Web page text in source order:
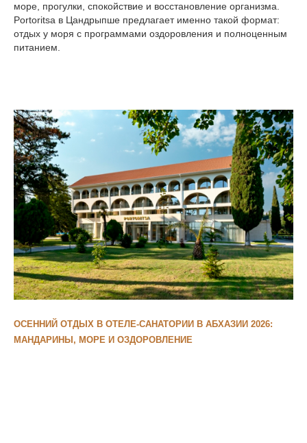
море, прогулки, спокойствие и восстановление организма.
Portoritsa в Цандрыпше предлагает именно такой формат:
отдых у моря с программами оздоровления и полноценным
питанием.
ОСЕННИЙ ОТДЫХ В ОТЕЛЕ-САНАТОРИИ В АБХАЗИИ 2026:
МАНДАРИНЫ, МОРЕ И ОЗДОРОВЛЕНИЕ